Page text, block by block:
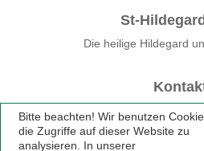
St-
Die heilige Hildegard
Fon 0 75 33 /
Fax 0 75 33 /
praxis@st-
Bitte beachten! Wir benutzen
die Zugriffe auf dieser Website zu
analysieren. In unserer